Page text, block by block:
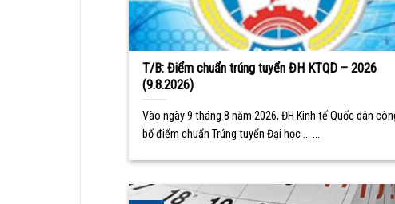
T/B: Điểm chuẩn trúng tuyển ĐH KTQD – 2026
(9.8.2026)
Vào ngày 9 tháng 8 năm 2026, ĐH Kinh tế Quốc dân
bố điểm chuẩn Trúng tuyển Đại học ... ...